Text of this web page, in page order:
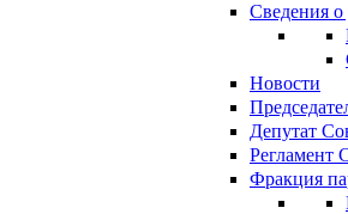
Сведения о
Новости
Депутат
Регламент
Фракция